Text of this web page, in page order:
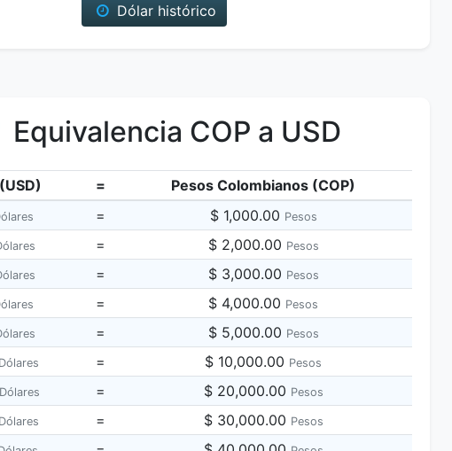
Dólar histórico
Equivalencia COP a USD
=
Pesos Colombianos (COP)
= $ 1,000.00 Pesos
= $ 2,000.00 Pesos
= $ 3,000.00 Pesos
= $ 4,000.00 Pesos
= $ 5,000.00 Pesos
Dólares = $ 10,000.00 Pesos
Dólares = $ 20,000.00 Pesos
Dólares = $ 30,000.00 Pesos